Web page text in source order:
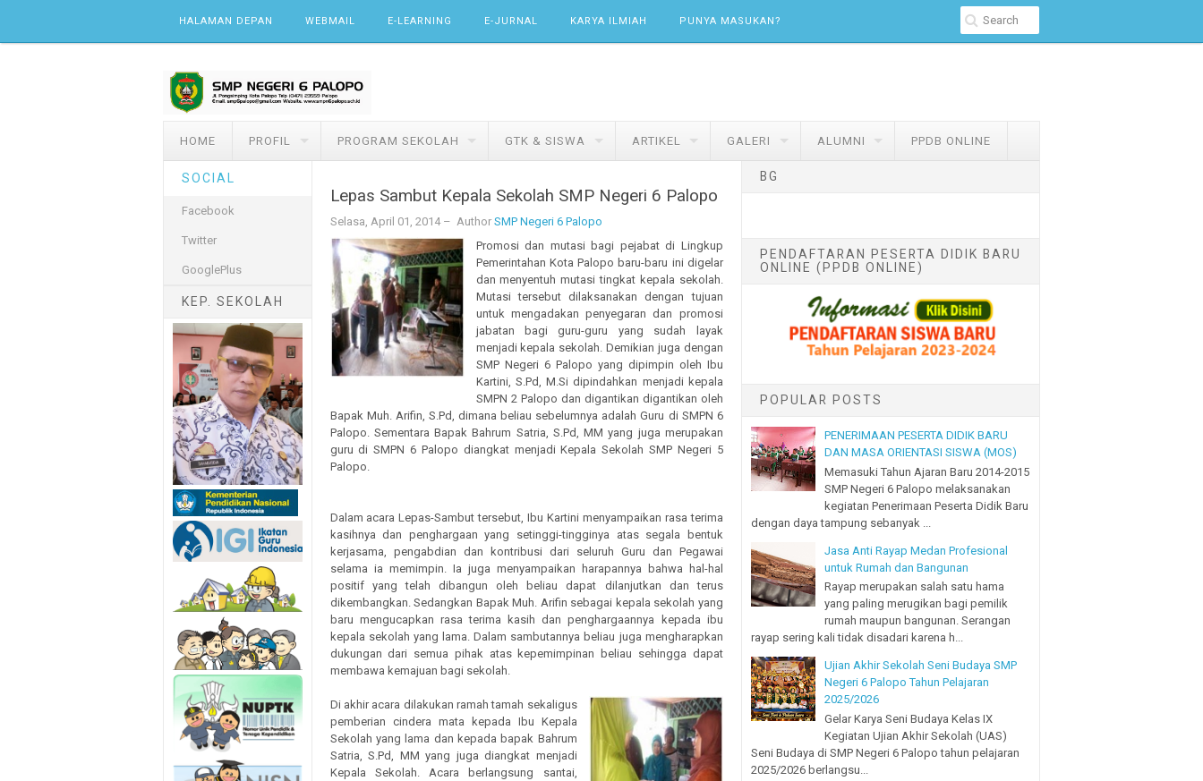
HALAMAN DEPAN WEBMAIL E-LEARNING E-JURNAL KARYA ILMIAH PUNYA MASUKAN?
HOME PROFIL PROGRAM SEKOLAH GTK & SISWA ARTIKEL GALERI ALUMNI PPDB ONLINE
SOCIAL
Facebook
Twitter
GooglePlus
KEP. SEKOLAH
Lepas Sambut Kepala Sekolah SMP Negeri 6 Palopo
Selasa, April 01, 2014– Author SMP Negeri 6 Palopo
Promosi dan mutasi bagi pejabat di Lingkup
Pemerintahan Kota Palopo baru-baru ini digelar
dan menyentuh mutasi tingkat kepala sekolah.
Mutasi tersebut dilaksanakan dengan tujuan
untuk mengadakan penyegaran dan promosi
jabatan bagi guru-guru yang sudah layak
menjadi kepala sekolah. Demikian juga dengan
SMP Negeri 6 Palopo yang dipimpin oleh Ibu
Kartini, S.Pd, M.Si dipindahkan menjadi kepala
SMPN 2 Palopo dan digantikan digantikan oleh
Bapak Muh. Arifin, S.Pd, dimana beliau sebelumnya adalah Guru di SMPN 6
Palopo. Sementara Bapak Bahrum Satria, S.Pd, MM yang juga merupakan
guru di SMPN 6 Palopo diangkat menjadi Kepala Sekolah SMP Negeri 5
Palopo.
Dalam acara Lepas-Sambut tersebut, Ibu Kartini menyampaikan rasa terima
kasihnya dan penghargaan yang setinggi-tingginya atas segala bentuk
kerjasama, pengabdian dan kontribusi dari seluruh Guru dan Pegawai
selama ia memimpin. Ia juga menyampaikan harapannya bahwa hal-hal
positif yang telah dibangun oleh beliau dapat dilanjutkan dan terus
dikembangkan. Sedangkan Bapak Muh. Arifin sebagai kepala sekolah yang
baru mengucapkan rasa terima kasih dan penghargaannya kepada ibu
kepala sekolah yang lama. Dalam sambutannya beliau juga mengharapkan
dukungan dari semua pihak atas kepemimpinan beliau sehingga dapat
membawa kemajuan bagi sekolah.
Di akhir acara dilakukan ramah tamah sekaligus
pemberian cindera mata kepada Ibu Kepala
Sekolah yang lama dan kepada bapak Bahrum
Satria, S.Pd, MM yang juga diangkat menjadi
Kepala Sekolah. Acara berlangsung santai,
BG
PENDAFTARAN PESERTA DIDIK BARU
ONLINE (PPDB ONLINE)
POPULAR POSTS
PENERIMAAN PESERTA DIDIK BARU
DAN MASA ORIENTASI SISWA (MOS)
Memasuki Tahun Ajaran Baru 2014-2015
SMP Negeri 6 Palopo melaksanakan
kegiatan Penerimaan Peserta Didik Baru
dengan daya tampung sebanyak ...
Jasa Anti Rayap Medan Profesional
untuk Rumah dan Bangunan
Rayap merupakan salah satu hama
yang paling merugikan bagi pemilik
rumah maupun bangunan. Serangan
rayap sering kali tidak disadari karena h...
Ujian Akhir Sekolah Seni Budaya SMP
Negeri 6 Palopo Tahun Pelajaran
2025/2026
Gelar Karya Seni Budaya Kelas IX
Kegiatan Ujian Akhir Sekolah (UAS)
Seni Budaya di SMP Negeri 6 Palopo tahun pelajaran
2025/2026 berlangsu...